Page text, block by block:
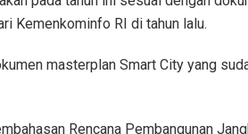
Kemenkominfo RI di tahun lalu.
masterplan Smart City yang
Rencana Pembangunan